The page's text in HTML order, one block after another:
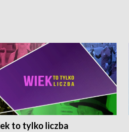
to tylko liczba